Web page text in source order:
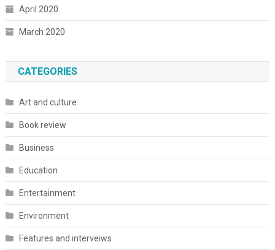
April 2020
March 2020
CATEGORIES
Art and culture
Book review
Business
Education
Entertainment
Environment
Features and interveiws